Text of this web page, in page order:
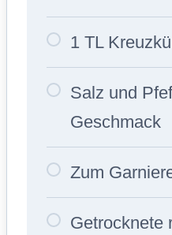
1 TL
Salz und
Geschmack
Zum
Getrocknete